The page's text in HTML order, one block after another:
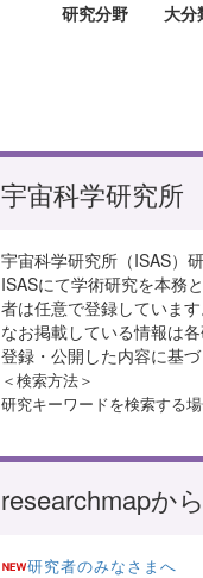
研究分野 大分
宇宙科学研究所
宇宙科学研究所（ISAS）
ISASにて学術研究を本務
者は任意で登録しています
なお掲載している情報は
登録・公開した内容に基づ
＜検索方法＞
研究キーワードを検索する
researchmapか
研究者のみなさまへ